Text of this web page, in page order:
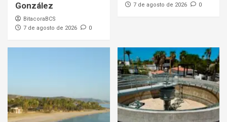
González
BitacoraBCS
7 de agosto de 2026
0
7 de agosto de 2026
0